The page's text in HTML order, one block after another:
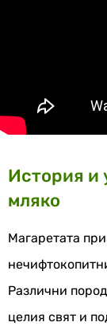
История и
мляко
Магаретата
Различни
целия свят и